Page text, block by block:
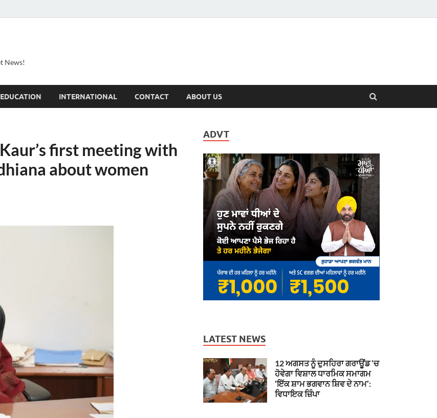
News!
EDUCATION INTERNATIONAL CONTACT ABOUT US
first meeting with
about women
ADVT
LATEST NEWS
12 ਅਗਸਤ ਨੂੰ ਦੁਸਹਿਰਾ ਗਰਾਊਂਡ ‘ਚ
ਹੋਵੇਗਾ ਵਿਸ਼ਾਲ ਧਾਰਮਿਕ ਸਮਾਗਮ
‘ਇੱਕ ਸ਼ਾਮ ਭਗਵਾਨ ਸ਼ਿਵ ਦੇ ਨਾਮ’:
ਵਿਧਾਇਕ ਜ਼ਿੰਪਾ